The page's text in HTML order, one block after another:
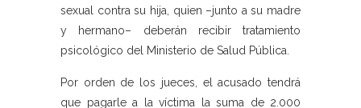
sexual contra su hija, quien –junto a su madre
y hermano– deberán recibir tratamiento
psicológico del Ministerio de Salud Pública.
Por orden de los jueces, el acusado tendrá
que pagarle a la víctima la suma de 2.000